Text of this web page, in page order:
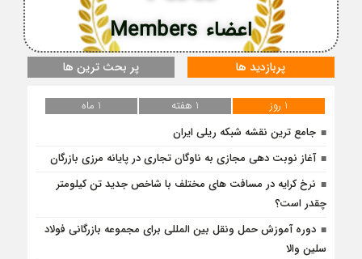
اعضاء Members
پربازدید ها پر بحث ترین ها
1 روز 1 هفته
1 ماه
جامع ترین نقشه شبکه ریلی ایران
آغاز نوبت دهی مجازی به ناوگان تجاری در پایانه مرزی بازرگان
نرخ کرایه در مسافت‌ های مختلف با شاخص جدید تن کیلومتر
چقدر است؟
دوره آموزش حمل ونقل بین المللی برای مجموعه بازرگانی فولاد
سلین والا